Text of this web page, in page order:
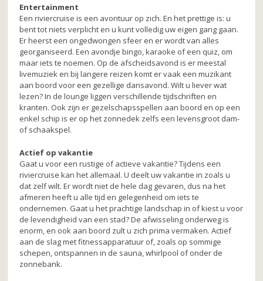
Entertainment
Een riviercruise is een avontuur op zich. En het prettige is: u
bent tot niets verplicht en u kunt volledig uw eigen gang gaan.
Er heerst een ongedwongen sfeer en er wordt van alles
georganiseerd. Een avondje bingo, karaoke of een quiz, om
maar iets te noemen. Op de afscheidsavond is er meestal
livemuziek en bij langere reizen komt er vaak een muzikant
aan boord voor een gezellige dansavond. Wilt u liever wat
lezen? In de lounge liggen verschillende tijdschriften en
kranten. Ook zijn er gezelschapsspellen aan boord en op een
enkel schip is er op het zonnedek zelfs een levensgroot dam-
of schaakspel.
Actief op vakantie
Gaat u voor een rustige of actieve vakantie? Tijdens een
riviercruise kan het allemaal. U deelt uw vakantie in zoals u
dat zelf wilt. Er wordt niet de hele dag gevaren, dus na het
afmeren heeft u alle tijd en gelegenheid om iets te
ondernemen. Gaat u het prachtige landschap in of kiest u voor
de levendigheid van een stad? De afwisseling onderweg is
enorm, en ook aan boord zult u zich prima vermaken. Actief
aan de slag met fitnessapparatuur of, zoals op sommige
schepen, ontspannen in de sauna, whirlpool of onder de
zonnebank.